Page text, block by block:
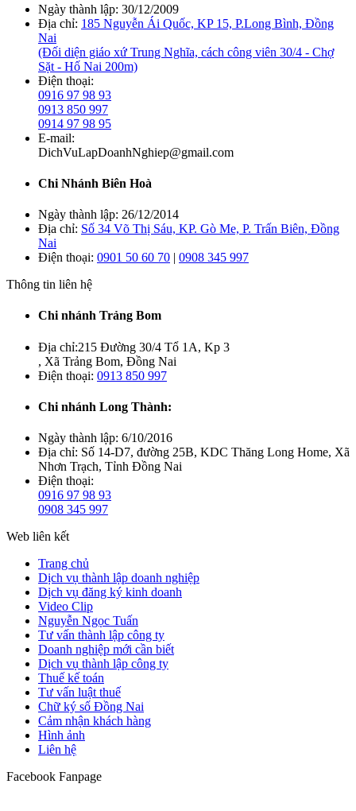
Ngày thành lập: 30/12/2009
Địa chỉ: 185 Nguyễn Ái Quốc, KP 15, P.Long Bình, Đồng
Nai
(Đối diện giáo xứ Trung Nghĩa, cách công viên 30/4 - Chợ
Sặt - Hố Nai 200m)
Điện thoại:
0916 97 98 93
0913 850 997
0914 97 98 95
E-mail:
DichVuLapDoanhNghiep@gmail.com
Chi Nhánh Biên Hoà
Ngày thành lập: 26/12/2014
Địa chỉ: Số 34 Võ Thị Sáu, KP. Gò Me, P. Trấn Biên, Đồng
Nai
Điện thoại: 0901 50 60 70 | 0908 345 997
Thông tin liên hệ
Chi nhánh Trảng Bom
Địa chỉ:215 Đường 30/4 Tổ 1A, Kp 3
, Xã Trảng Bom, Đồng Nai
Điện thoại: 0913 850 997
Chi nhánh Long Thành:
Ngày thành lập: 6/10/2016
Địa chỉ: Số 14-D7, đường 25B, KDC Thăng Long Home, Xã
Nhơn Trạch, Tỉnh Đồng Nai
Điện thoại:
0916 97 98 93
0908 345 997
Web liên kết
Trang chủ
Dịch vụ thành lập doanh nghiệp
Dịch vụ đăng ký kinh doanh
Video Clip
Nguyễn Ngọc Tuấn
Tư vấn thành lập công ty
Doanh nghiệp mới cần biết
Dịch vụ thành lập công ty
Thuế kế toán
Tư vấn luật thuế
Chữ ký số Đồng Nai
Cảm nhận khách hàng
Hình ảnh
Liên hệ
Facebook Fanpage